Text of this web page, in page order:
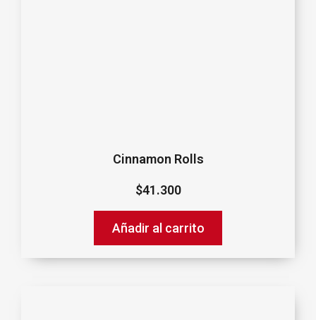
Cinnamon Rolls
$41.300
Añadir al carrito